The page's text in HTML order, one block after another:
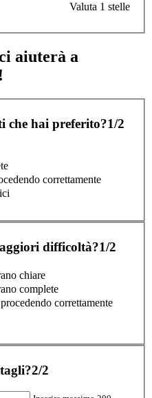
Valuta 1 stelle
aiuterà a
che hai preferito?1/2
correttamente
difficoltà?1/2
chiare
complete
correttamente
2/2